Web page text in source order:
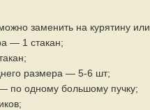
заменить на курятину
— 1 стакан;
размера — 5-6 шт;
по одному большому пучку;